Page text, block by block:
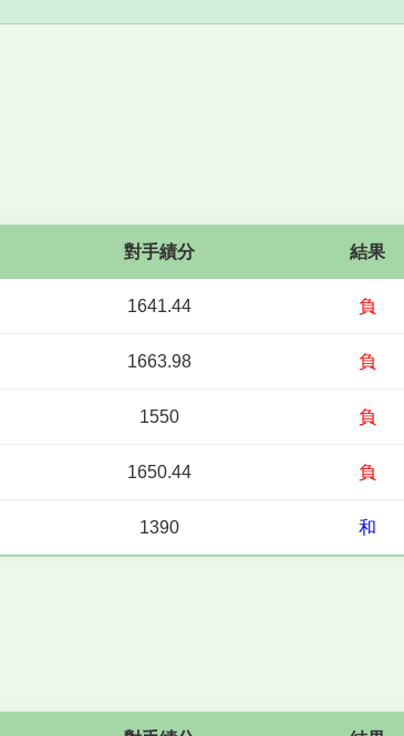
對手績分 結果
1641.44 負
1663.98 負
1550 負
1650.44 負
1390 和